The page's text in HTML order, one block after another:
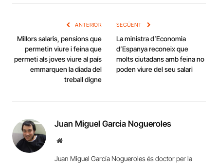
ANTERIOR
Millors salaris, pensions que
permetin viure i feina que
permeti als joves viure al país
emmarquen la diada del
treball digne
SEGÜENT
La ministra d’Economia
d’Espanya reconeix que
molts ciutadans amb feina no
poden viure del seu salari
Juan Miguel Garcia Nogueroles
Website
Juan Miguel García Nogueroles és doctor per la